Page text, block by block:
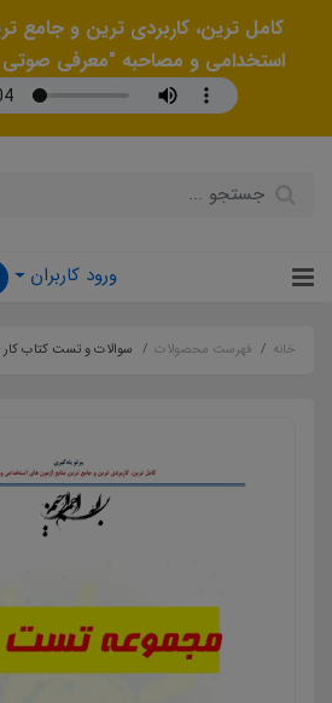
کامل ترین، کاربردی ترین و جامع
استخدامی و مصاحبه "معرفی صوتی
ورود کاربران
خانه فهرست محصولات سوالات و تست کتاب کار